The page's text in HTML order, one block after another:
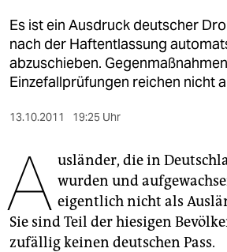
kultur
sport
wahrheit
verlag
verlag
Es ist ein Ausdruck deutscher
nach der Haftentlassung
abzuschieben.
Einzefallprüfungen reichen nicht
13.10.2011 19:25 Uhr
A usländer, die in
wurden und
eigentlich nicht als
Sie sind Teil der hiesigen
zufällig keinen deutschen Pass.